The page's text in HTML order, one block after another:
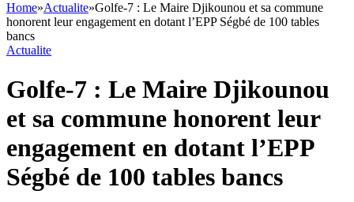
Home»Actualite»Golfe-7 : Le Maire Djikounou et sa commune
honorent leur engagement en dotant l’EPP Ségbé de 100 tables
bancs
Actualite
Golfe-7 : Le Maire Djikounou
et sa commune honorent leur
engagement en dotant l’EPP
Ségbé de 100 tables bancs